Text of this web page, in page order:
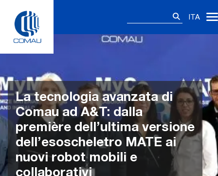
content
ITA
La tecnologia avanzata di
Comau ad A&T: dalla
première dell’ultima versione
dell’esoscheletro MATE ai
nuovi robot mobili e
collaborativi